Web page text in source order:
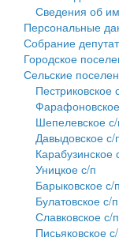
Сведения об
Персональные
Собрание
Городское
Сельские
Пестриковское
Шепелевское
Давыдовское с/
Карабузинское
Уницкое с/п
Барыковское с/п
Булатовское с/п
Славковское с/п
Письяковское